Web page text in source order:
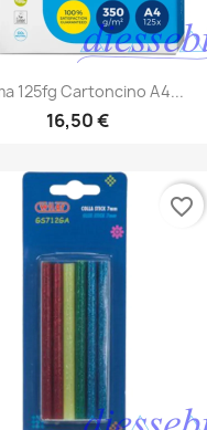
125fg Cartoncino A4...
16,50 €
favorite_border